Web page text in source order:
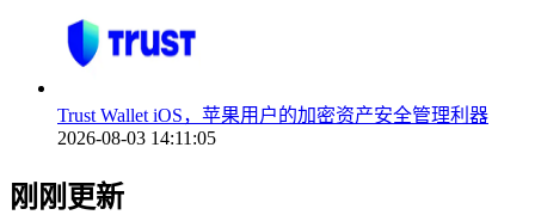
Trust Wallet iOS，苹果用户的加密资产安全管理利器
2026-08-03 14:11:05
刚刚更新